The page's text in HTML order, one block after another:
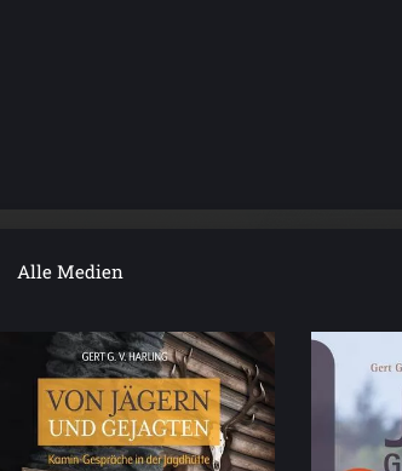
Alle Medien